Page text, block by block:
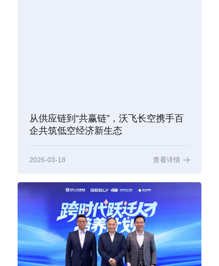
从供应链到“共赢链”，沃飞长空携手百
企共筑低空经济新生态
2026-03-18 查看详情